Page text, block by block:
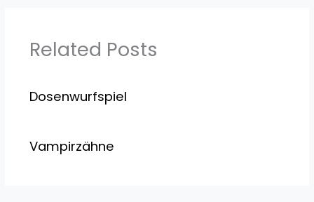
Related Posts
Dosenwurfspiel
Vampirzähne